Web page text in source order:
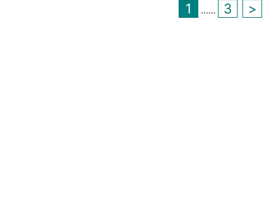
1 ...... 3 >